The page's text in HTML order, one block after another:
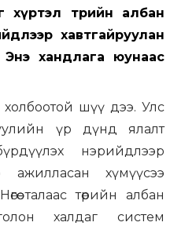
хүртэл төрийн албан
хавтгайруулан
хандлага юунаас
холбоотой шүү дээ. Улс
үр дүнд ялалт
нэрийдлээр
ажилласан хүмүүсээ
талаас төрийн албан
халдаг систем